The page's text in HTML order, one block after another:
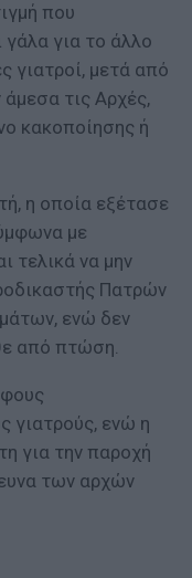
που
γάλα για το άλλο
γιατροί, μετά από
άμεσα τις Αρχές,
κακοποίησης ή
η οποία εξέτασε
με
τελικά να μην
Πατρών
ενώ δεν
από πτώση.
γιατρούς, ενώ η
για την παροχή
των αρχών